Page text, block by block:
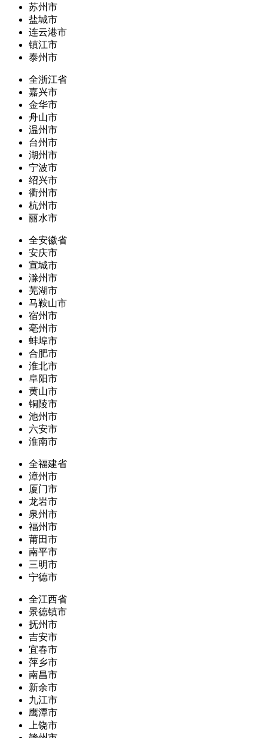
苏州市
盐城市
连云港市
镇江市
泰州市
全浙江省
嘉兴市
金华市
舟山市
温州市
台州市
湖州市
宁波市
绍兴市
衢州市
杭州市
丽水市
全安徽省
安庆市
宣城市
滁州市
芜湖市
马鞍山市
宿州市
亳州市
蚌埠市
合肥市
淮北市
阜阳市
黄山市
铜陵市
池州市
六安市
淮南市
全福建省
漳州市
厦门市
龙岩市
泉州市
福州市
莆田市
南平市
三明市
宁德市
全江西省
景德镇市
抚州市
吉安市
宜春市
萍乡市
南昌市
新余市
九江市
鹰潭市
上饶市